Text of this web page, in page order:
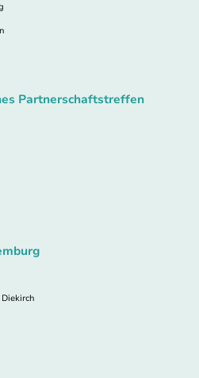
Partnerschaftstreffen